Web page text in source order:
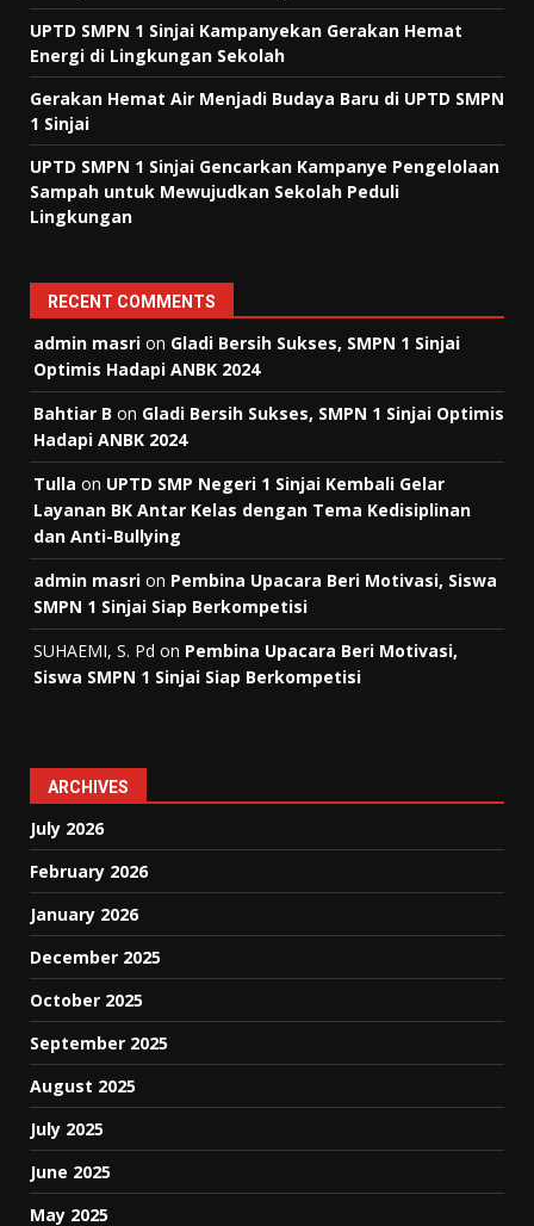
UPTD SMPN 1 Sinjai Kampanyekan Gerakan Hemat
Energi di Lingkungan Sekolah
Gerakan Hemat Air Menjadi Budaya Baru di UPTD SMPN
1 Sinjai
UPTD SMPN 1 Sinjai Gencarkan Kampanye Pengelolaan
Sampah untuk Mewujudkan Sekolah Peduli
Lingkungan
RECENT COMMENTS
admin masri on Gladi Bersih Sukses, SMPN 1 Sinjai
Optimis Hadapi ANBK 2024
Bahtiar B on Gladi Bersih Sukses, SMPN 1 Sinjai Optimis
Hadapi ANBK 2024
Tulla on UPTD SMP Negeri 1 Sinjai Kembali Gelar
Layanan BK Antar Kelas dengan Tema Kedisiplinan
dan Anti-Bullying
admin masri on Pembina Upacara Beri Motivasi, Siswa
SMPN 1 Sinjai Siap Berkompetisi
SUHAEMI, S. Pd on Pembina Upacara Beri Motivasi,
Siswa SMPN 1 Sinjai Siap Berkompetisi
ARCHIVES
July 2026
February 2026
January 2026
December 2025
October 2025
September 2025
August 2025
July 2025
June 2025
May 2025